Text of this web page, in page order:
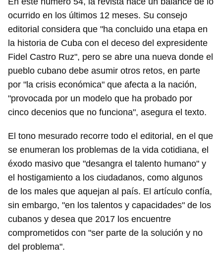
ocurrido en los últimos 12 meses. Su consejo
editorial considera que "ha concluido una etapa en
la historia de Cuba con el deceso del expresidente
Fidel Castro Ruz", pero se abre una nueva donde el
pueblo cubano debe asumir otros retos, en parte
por "la crisis económica" que afecta a la nación,
"provocada por un modelo que ha probado por
cinco decenios que no funciona", asegura el texto.
El tono mesurado recorre todo el editorial, en el que
se enumeran los problemas de la vida cotidiana, el
éxodo masivo que "desangra el talento humano" y
el hostigamiento a los ciudadanos, como algunos
de los males que aquejan al país. El artículo confía,
sin embargo, "en los talentos y capacidades" de los
cubanos y desea que 2017 los encuentre
comprometidos con "ser parte de la solución y no
del problema".